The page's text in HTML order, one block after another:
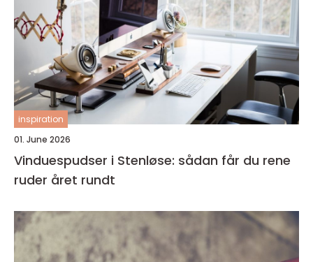
inspiration
01. June 2026
Vinduespudser i Stenløse: sådan får du rene
ruder året rundt